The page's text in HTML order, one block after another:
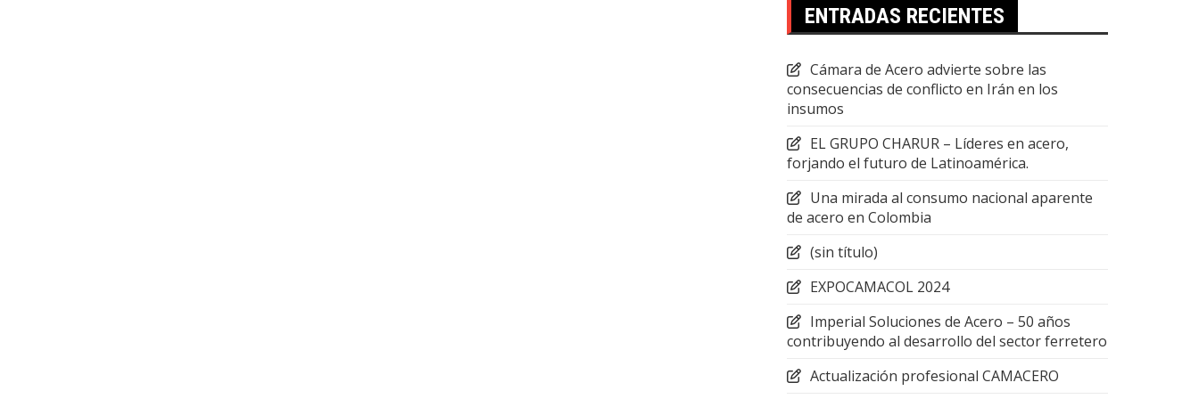
ENTRADAS RECIENTES
Cámara de Acero advierte sobre las
consecuencias de conflicto en Irán en los
insumos
EL GRUPO CHARUR – Líderes en acero,
forjando el futuro de Latinoamérica.
Una mirada al consumo nacional aparente
de acero en Colombia
(sin título)
EXPOCAMACOL 2024
Imperial Soluciones de Acero – 50 años
contribuyendo al desarrollo del sector ferretero
Actualización profesional CAMACERO